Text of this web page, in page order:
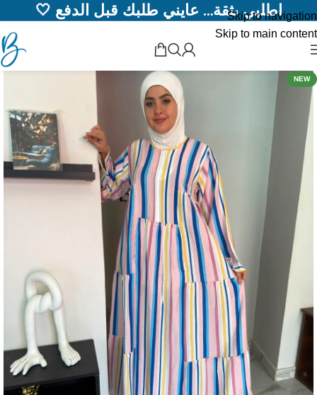
Skip to navigation
Skip to main content
اطلبي بثقة… عايني طلبك قبل الدفع 🤍
NEW